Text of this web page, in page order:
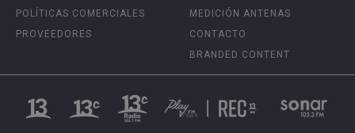
POLÍTICAS COMERCIALES
PROVEEDORES
MEDICIÓN ANTENAS
CONTACTO
BRANDED CONTENT